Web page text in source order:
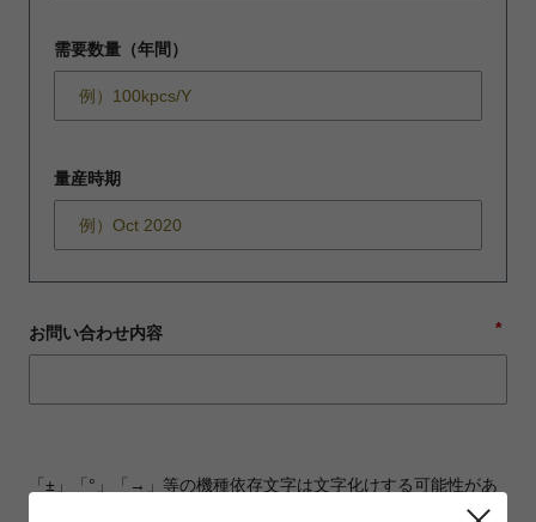
需要数量（年間）
量産時期
*
お問い合わせ内容
「±」「°」「→」等の機種依存文字は文字化けする可能性があ